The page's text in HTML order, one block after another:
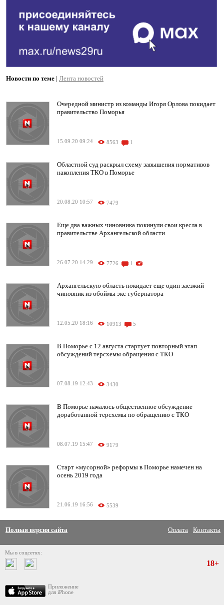
Новости по теме | Лента новостей
Очередной министр из команды Игоря Орлова покидает
правительство Поморья
15.09.20 09:24 8563 1
Областной суд раскрыл схему завышения нормативов
накопления ТКО в Поморье
20.08.20 10:57 7479
Еще два важных чиновника покинули свои кресла в
правительстве Архангельской области
26.07.20 14:29 7726 1
Архангельскую область покидает еще один заезжий
чиновник из обоймы экс-губернатора
12.05.20 18:16 10913 5
В Поморье с 12 августа стартует повторный этап
обсуждений терсхемы обращения с ТКО
07.08.19 12:43 3430
В Поморье началось общественное обсуждение
доработанной терсхемы по обращению с ТКО
08.07.19 15:47 9179
Старт «мусорной» реформы в Поморье намечен на
осень 2019 года
21.06.19 16:56 5539
Полная версия сайта Оплата Контакты
Мы в соцсетях:
Приложение
для iPhone
18+